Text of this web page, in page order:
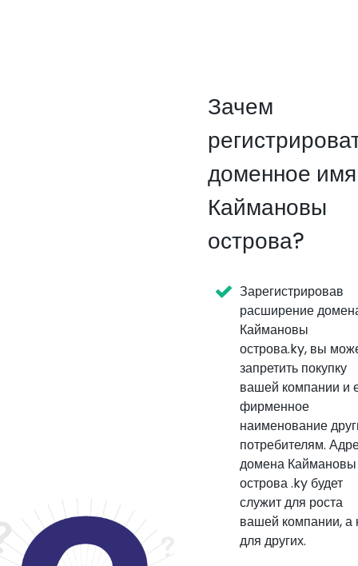
Зачем
доменное
Каймановы
острова?
Зарегистрировав
расширение
Каймановы
острова.ky, вы
запретить покупку
вашей компании и
фирменное
наименование
потребителям.
домена Каймановы
острова .ky будет
служит для роста
вашей компании, а
для других.